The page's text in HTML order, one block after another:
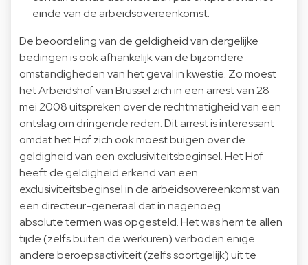
einde van de arbeidsovereenkomst.
De beoordeling van de geldigheid van dergelijke
bedingen is ook afhankelijk van de bijzondere
omstandigheden van het geval in kwestie. Zo moest
het Arbeidshof van Brussel zich in een arrest van 28
mei 2008 uitspreken over de rechtmatigheid van een
ontslag om dringende reden. Dit arrest is interessant
omdat het Hof zich ook moest buigen over de
geldigheid van een exclusiviteitsbeginsel. Het Hof
heeft de geldigheid erkend van een
exclusiviteitsbeginsel in de arbeidsovereenkomst van
een directeur-generaal dat in nagenoeg
absolute termen was opgesteld. Het was hem te allen
tijde (zelfs buiten de werkuren) verboden enige
andere beroepsactiviteit (zelfs soortgelijk) uit te